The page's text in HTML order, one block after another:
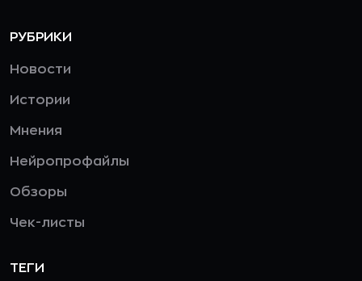
РУБРИКИ
Новости
Истории
Мнения
Нейропрофайлы
Обзоры
Чек-листы
ТЕГИ